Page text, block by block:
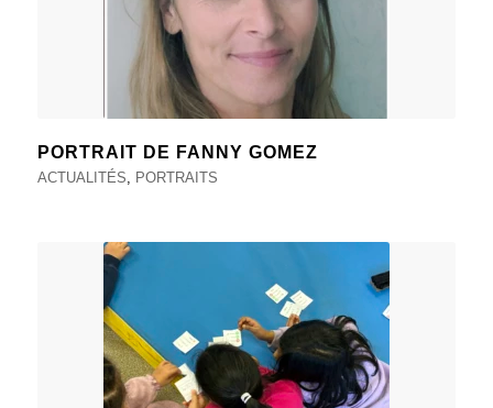
PORTRAIT DE FANNY GOMEZ
ACTUALITÉS PORTRAITS